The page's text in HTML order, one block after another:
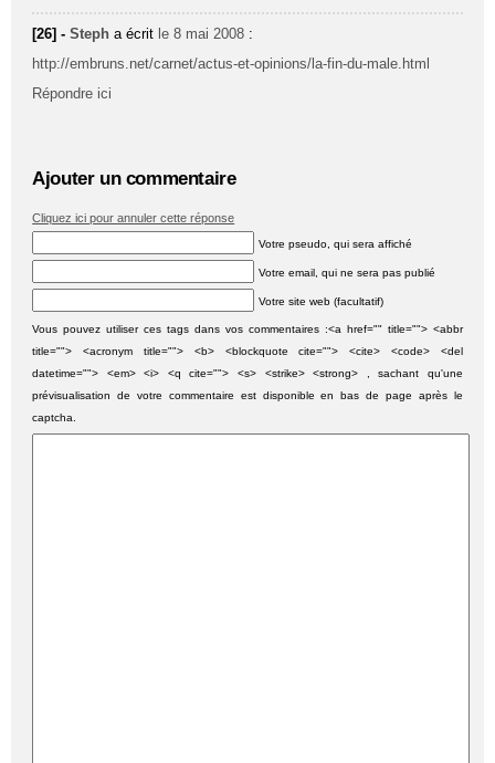
[26] -Steph a écrit le 8 mai 2008 :
http://embruns.net/carnet/actus-et-opinions/la-fin-du-male.html
Répondre ici
Ajouter un commentaire
Cliquez ici pour annuler cette réponse
Votre pseudo, qui sera affiché
Votre email, qui ne sera pas publié
Votre site web (facultatif)
Vous pouvez utiliser ces tags dans vos commentaires :<a href="" title=""> <abbr
title=""> <acronym title=""> <b> <blockquote cite=""> <cite> <code> <del
datetime=""> <em> <i> <q cite=""> <s> <strike> <strong> , sachant qu'une
prévisualisation de votre commentaire est disponible en bas de page après le
captcha.